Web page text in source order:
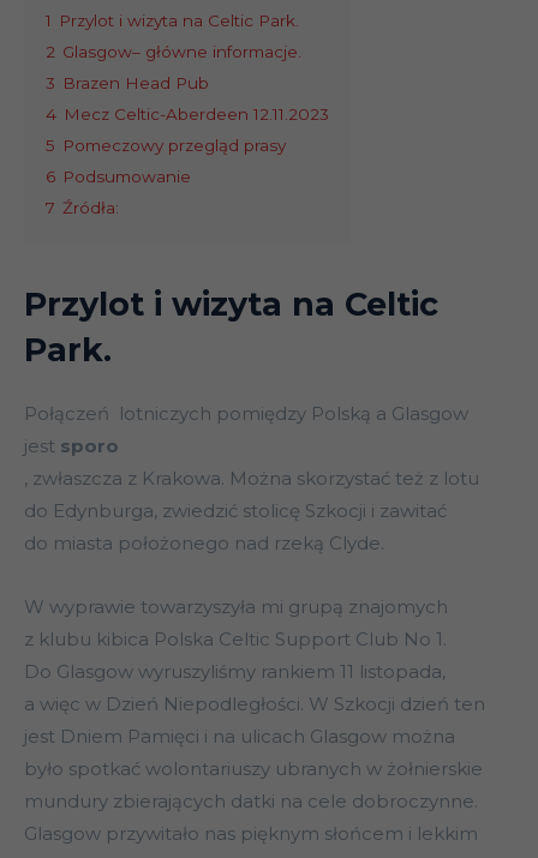
1
Przylot i wizyta na Celtic Park.
2 Glasgow– główne informacje.
3 Brazen Head Pub
4 Mecz Celtic-Aberdeen 12.11.2023
5 Pomeczowy przegląd prasy
6 Podsumowanie
7 Źródła:
Przylot i wizyta na Celtic
Park.
Połączeń lotniczych pomiędzy Polską a Glasgow
jest sporo
, zwłaszcza z Krakowa. Można skorzystać też z lotu
do Edynburga, zwiedzić stolicę Szkocji i zawitać
do miasta położonego nad rzeką Clyde.
W wyprawie towarzyszyła mi grupą znajomych
z klubu kibica Polska Celtic Support Club No 1.
Do Glasgow wyruszyliśmy rankiem 11 listopada,
a więc w Dzień Niepodległości. W Szkocji dzień ten
jest Dniem Pamięci i na ulicach Glasgow można
było spotkać wolontariuszy ubranych w żołnierskie
mundury zbierających datki na cele dobroczynne.
Glasgow przywitało nas pięknym słońcem i lekkim